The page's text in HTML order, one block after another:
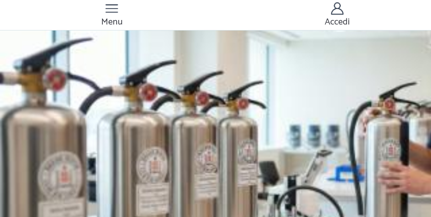
Quanto costa
controllo periodico
estintori a norma a
Rimini? Prezzi e
tariffe 2026
Il costo medio per controllo periodico estintori
a norma va da 8€ a 300€
Menu Accedi